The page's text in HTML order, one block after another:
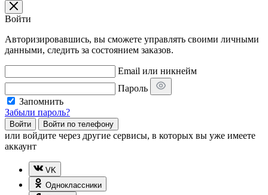
Войти
Авторизировавшись, вы сможете управлять своими личными
данными, следить за состоянием заказов.
Email или никнейм
Пароль
Запомнить
Забыли пароль?
Войти Войти по телефону
или войдите через другие сервисы, в которых вы уже имеете
аккаунт
VK
Одноклассники